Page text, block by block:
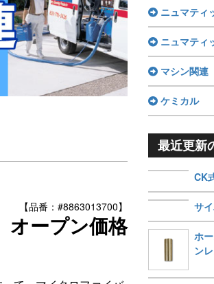
【品番：#8863013700】
オープン価格
ニュマティ
ニュマティ
マシン関連
ケミカル
最近更新
CK
サ
ホ
ンレ